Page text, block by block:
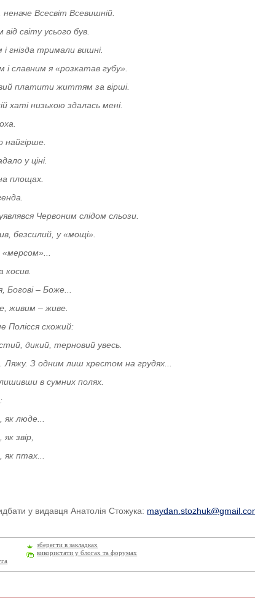
Всесвіт Всевишній.
світу усього був.
і гнізда тримали вишні.
славним я «розкатав губу».
платити життям за вірші.
хаті низькою здалась мені.
найгірше.
у ціні.
площах.
Червоним слідом сльози.
безсилий, у «мощі».
косив.
Богові – Боже...
живим – живе.
Полісся схожий:
дикий, терновий увесь.
Ляжу. З одним лиш хрестом на грудях...
в сумних полях.
люде...
звір,
птах...
у видавця Анатолія Стожука:
зберегти в закладках
використати у блогах та форумах